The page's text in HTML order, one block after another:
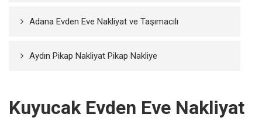
Adana Evden Eve Nakliyat ve Taşımacılı
Aydın Pikap Nakliyat Pikap Nakliye
Kuyucak Evden Eve Nakliyat